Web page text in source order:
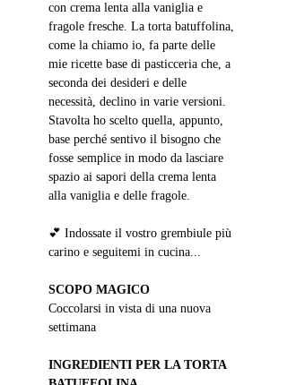
con crema lenta alla vaniglia e
fragole fresche. La torta batuffolina,
come la chiamo io, fa parte delle
mie ricette base di pasticceria che, a
seconda dei desideri e delle
necessità, declino in varie versioni.
Stavolta ho scelto quella, appunto,
base perché sentivo il bisogno che
fosse semplice in modo da lasciare
spazio ai sapori della crema lenta
alla vaniglia e delle fragole.
💕 Indossate il vostro grembiule più
carino e seguitemi in cucina...
SCOPO MAGICO
Coccolarsi in vista di una nuova
settimana
INGREDIENTI PER LA TORTA